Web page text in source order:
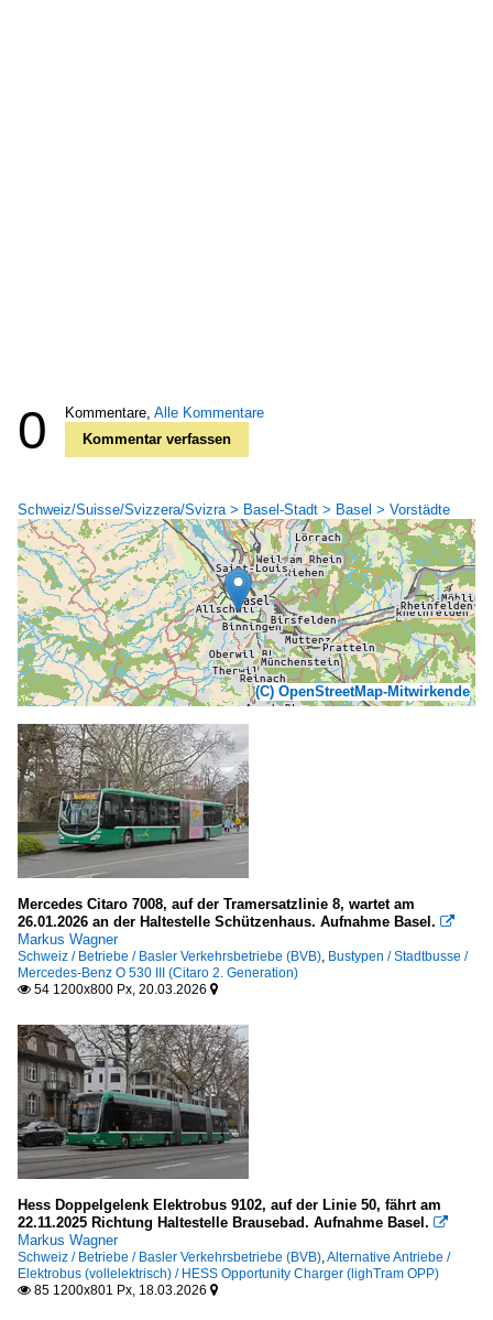
0 Kommentare, Alle Kommentare
Kommentar verfassen
Schweiz/Suisse/Svizzera/Svizra > Basel-Stadt > Basel > Vorstädte
(C) OpenStreetMap-Mitwirkende
Mercedes Citaro 7008, auf der Tramersatzlinie 8, wartet am
26.01.2026 an der Haltestelle Schützenhaus. Aufnahme Basel. 
Markus Wagner
Schweiz / Betriebe / Basler Verkehrsbetriebe (BVB), Bustypen / Stadtbusse /
Mercedes-Benz O 530 III (Citaro 2. Generation)
 54 1200x800 Px, 20.03.2026 
Hess Doppelgelenk Elektrobus 9102, auf der Linie 50, fährt am
22.11.2025 Richtung Haltestelle Brausebad. Aufnahme Basel. 
Markus Wagner
Schweiz / Betriebe / Basler Verkehrsbetriebe (BVB),Alternative Antriebe /
Elektrobus (vollelektrisch) / HESS Opportunity Charger (lighTram OPP)
 85 1200x801 Px, 18.03.2026 